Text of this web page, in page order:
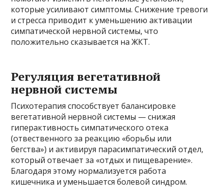
которые усиливают симптомы. Снижение тревоги
и стресса приводит к уменьшению активации
симпатической нервной системы, что
положительно сказывается на ЖКТ.
Регуляция вегетативной
нервной системы
Психотерапия способствует балансировке
вегетативной нервной системы — снижая
гиперактивность симпатического отека
(отвественного за реакцию «борьбы или
бегства») и активируя парасимпатический отдел,
который отвечает за «отдых и пищеварение».
Благодаря этому нормализуется работа
кишечника и уменьшается болевой синдром.